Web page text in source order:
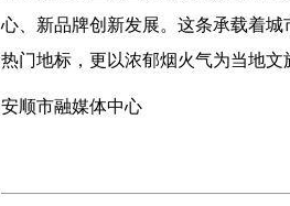
心、新品牌创新发展。这条承载着
热门地标，更以浓郁烟火气为当地文
安顺市融媒体中心